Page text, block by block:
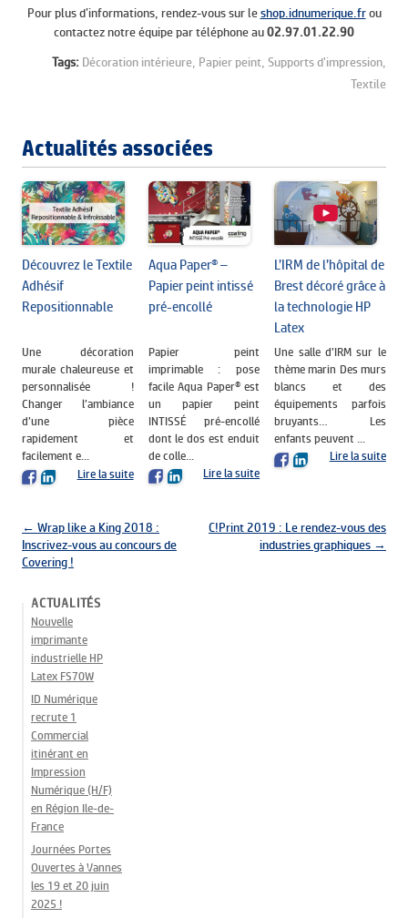
Pour plus d’informations, rendez-vous sur leshop.idnumerique.frou
contactez notre équipe par téléphone au02.97.01.22.90
Tags: Décoration intérieure, Papier peint, Supports d'impression,
Textile
Actualités associées
Découvrez le Textile
Adhésif
Repositionnable
Une décoration
murale chaleureuse et
personnalisée !
Changer l’ambiance
d’une pièce
rapidement et
facilement e...
Lire la suite
Aqua Paper® –
Papier peint intissé
pré-encollé
Papier peint
imprimable : pose
facile Aqua Paper® est
un papier peint
INTISSÉ pré-encollé
dont le dos est enduit
de colle...
Lire la suite
L’IRM de l’hôpital de
Brest décoré grâce à
la technologie HP
Latex
Une salle d’IRM sur le
thème marin Des murs
blancs et des
équipements parfois
bruyants… Les
enfants peuvent ...
Lire la suite
Navigation des articles
← Wrap like a King 2018 :
Inscrivez-vous au concours de
Covering !
C!Print 2019 : Le rendez-vous des
industries graphiques →
ACTUALITÉS
Nouvelle
imprimante
industrielle HP
Latex FS70W
ID Numérique
recrute 1
Commercial
itinérant en
Impression
Numérique (H/F)
en Région Ile-de-
France
Journées Portes
Ouvertes à Vannes
les 19 et 20 juin
2025 !